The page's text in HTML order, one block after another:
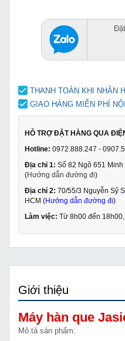
THANH TOÁN KHI NHẬN
GIAO HÀNG MIỄN PHÍ
HỖ TRỢ ĐẶT HÀNG QUA
Hotline: 0972.888.247 -
Địa chỉ 1: Số 82 Ngõ 651
(Hướng dẫn đường đi)
Địa chỉ 2: 70/55/3 Nguyễn Sỹ
HCM (Hướng dẫn đường đi)
Làm việc: Từ 8h00 đến
Giới thiệu
Máy hàn que
Mô tả sản phẩm: